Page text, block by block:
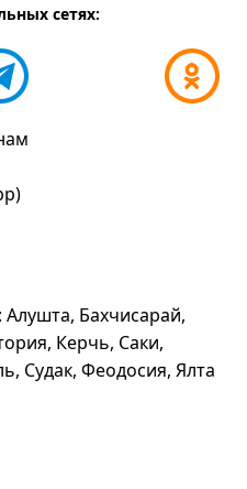
сетях:
Бахчисарай,
Керчь, Саки,
Судак, Феодосия, Ялта